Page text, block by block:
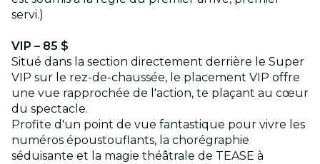
servi.)
VIP – 85 $
Situé dans la section directement derrière le Super
VIP sur le rez-de-chaussée, le placement VIP offre
une vue rapprochée de l'action, te plaçant au cœur
du spectacle.
Profite d'un point de vue fantastique pour vivre les
numéros époustouflants, la chorégraphie
séduisante et la magie théâtrale de TEASE à